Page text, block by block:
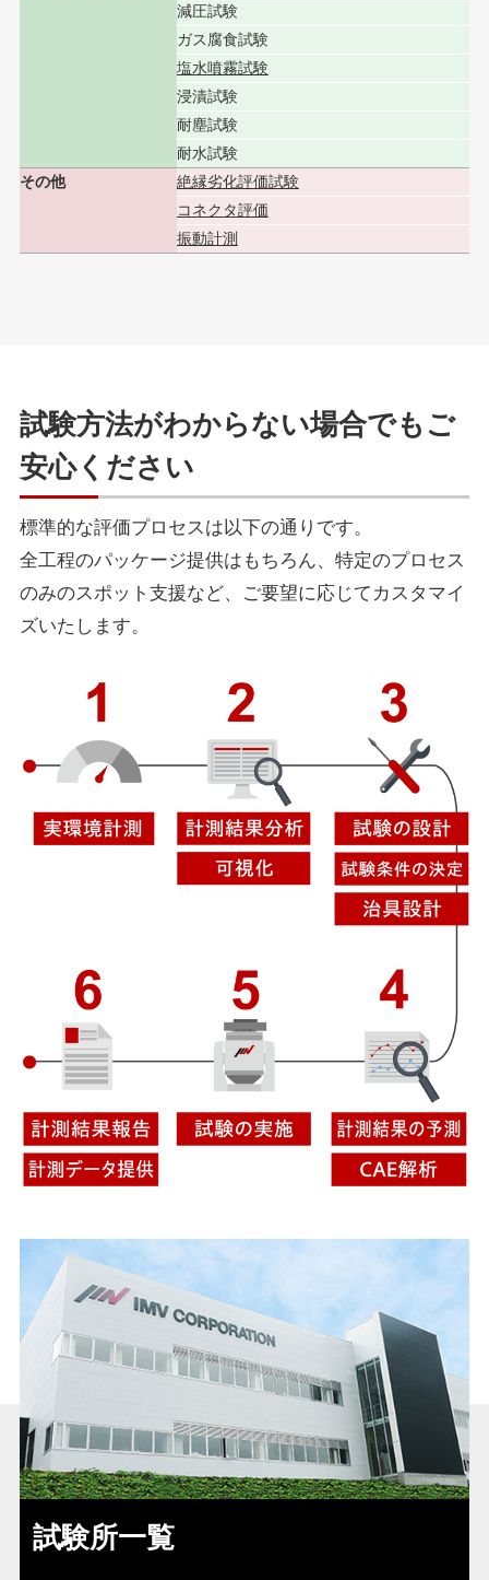
減圧試験
ガス腐食試験
塩水噴霧試験
浸漬試験
耐塵試験
耐水試験
その他
絶縁劣化評価試験
コネクタ評価
振動計測
試験方法がわからない場合でもご
安心ください
標準的な評価プロセスは以下の通りです。
全工程のパッケージ提供はもちろん、特定のプロセス
のみのスポット支援など、ご要望に応じてカスタマイ
ズいたします。
試験所一覧